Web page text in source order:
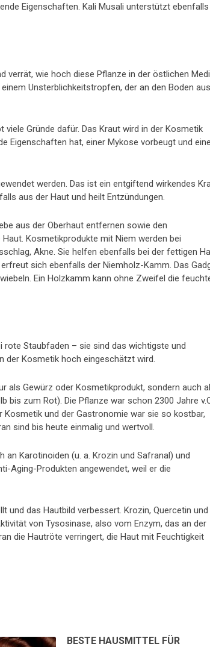
Eigenschaften. Kali Musali unterstützt ebenfalls
verrät, wie hoch diese Pflanze in der östlichen
Unsterblichkeitstropfen, der an den Boden aus
Gründe dafür. Das Kraut wird in der Kosmetik
Eigenschaften hat, einer Mykose vorbeugt und
werden. Das ist ein entgiftend wirkendes
aus der Haut und heilt Entzündungen.
aus der Oberhaut entfernen sowie den
Kosmetikprodukte mit Niem werden bei
Akne. Sie helfen ebenfalls bei der fettigen
sich ebenfalls der Niemholz-Kamm. Das
Ein Holzkamm kann ohne Zweifel die
rote Staubfaden – sie sind das wichtigste und
der Kosmetik hoch eingeschätzt wird.
als Gewürz oder Kosmetikprodukt, sondern auch
zum Rot). Die Pflanze war schon 2300 Jahre
und der Gastronomie war sie so kostbar,
sind bis heute einmalig und wertvoll.
Karotinoiden (u. a. Krozin und Safranal) und
Aging-Produkten angewendet, weil er die
und das Hautbild verbessert. Krozin, Quercetin und
von Tysosinase, also vom Enzym, das an der
die Hautröte verringert, die Haut mit Feuchtigkeit
BESTE HAUSMITTEL FÜR